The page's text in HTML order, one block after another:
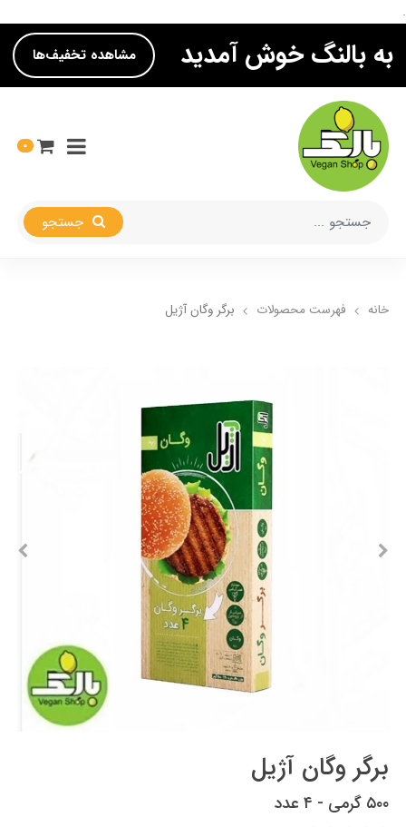
.
به بالنگ خوش آمدید مشاهده تخفیف‌ها
0
خانه فهرست محصولات برگر وگان آژیل
برگر وگان آژیل
۵۰۰ گرمی - ۴ عدد